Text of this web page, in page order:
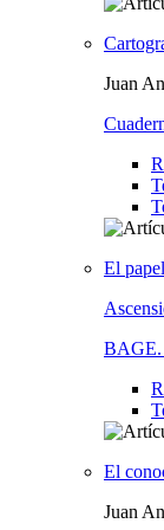
Juan
El
BAGE.
El
Juan